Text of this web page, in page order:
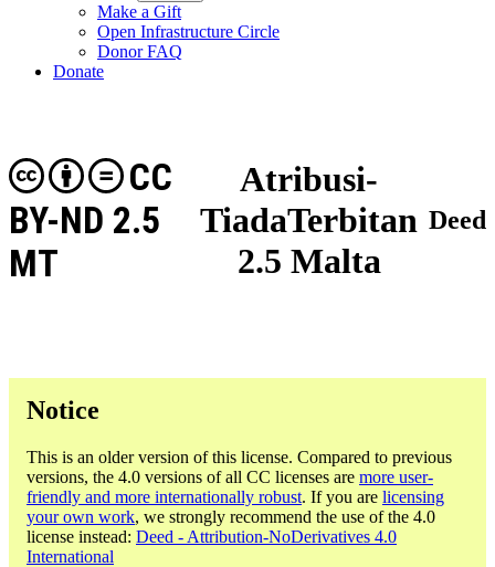
Make a Gift
Open Infrastructure Circle
Donor FAQ
Donate
Atribusi-
TiadaTerbitan
2.5 Malta
CC
BY-ND 2.5
MT
Deed
Notice
This is an older version of this license. Compared to previous
versions, the 4.0 versions of all CC licenses are more user-
friendly and more internationally robust. If you are licensing
your own work, we strongly recommend the use of the 4.0
license instead: Deed - Attribution-NoDerivatives 4.0
International